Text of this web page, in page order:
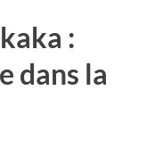
:
dans la